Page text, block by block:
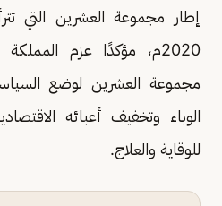
إطار مجموعة العشرين التي
2020م، مؤكدًا عزم
مجموعة العشرين لوضع
الوباء وتخفيف أعبائه
للوقاية والعلاج.